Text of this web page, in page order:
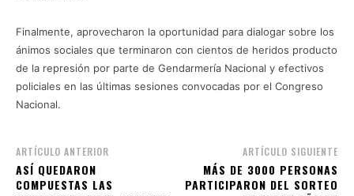
Finalmente, aprovecharon la oportunidad para dialogar sobre los
ánimos sociales que terminaron con cientos de heridos producto
de la represión por parte de Gendarmería Nacional y efectivos
policiales en las últimas sesiones convocadas por el Congreso
Nacional.
ARTÍCULO ANTERIOR
ASÍ QUEDARON
COMPUESTAS LAS
ARTÍCULO SIGUIENTE
MÁS DE 3000 PERSONAS
PARTICIPARON DEL SORTEO